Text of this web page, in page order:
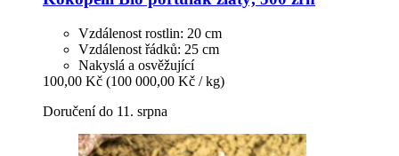
Vzdálenost rostlin: 20 cm
Vzdálenost řádků: 25 cm
Nakyslá a osvěžující
100,00 Kč (100 000,00 Kč / kg)
Doručení do 11. srpna